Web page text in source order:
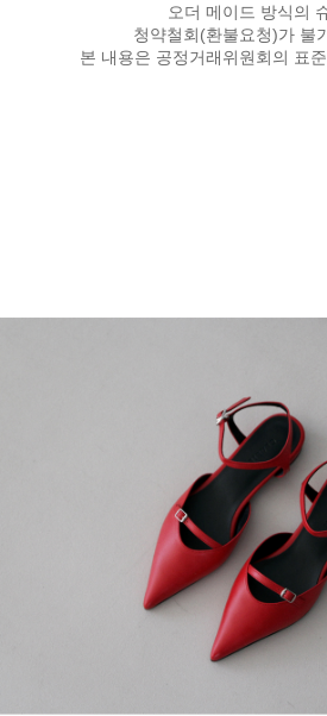
오더 메이드 방식의
청약철회(환불요청)가 불
본 내용은 공정거래위원회의 표